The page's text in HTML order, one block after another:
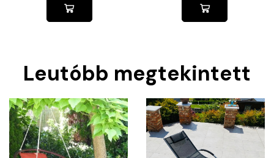
Leutóbb megtekintett